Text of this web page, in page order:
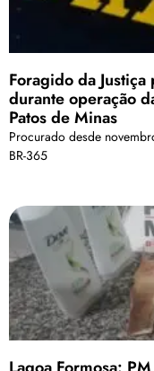
Foragido da
durante operação
Patos de Minas
Procurado desde
BR-365